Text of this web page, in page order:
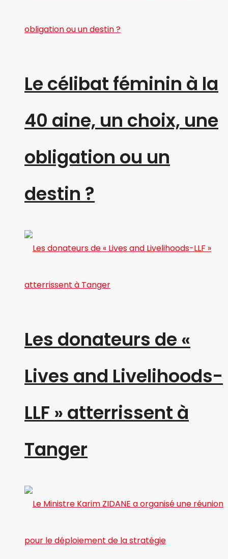
Le célibat féminin à la
40 aine, un choix, une
obligation ou un
destin ?
Les donateurs de «
Lives and Livelihoods-
LLF » atterrissent à
Tanger